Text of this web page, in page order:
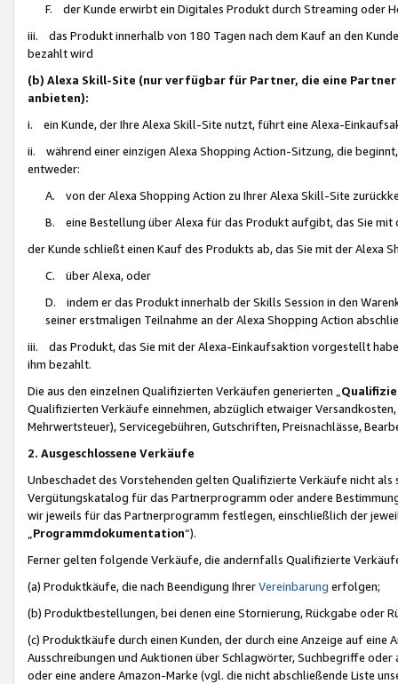
F. der Kunde erwirbt ein Digitales Produkt durch Streaming oder
iii. das Produkt innerhalb von 180 Tagen nach dem Kauf an den
bezahlt wird
(b) Alexa Skill-Site (nur verfügbar für Partner, die eine
anbieten):
i. ein Kunde, der Ihre Alexa Skill-Site nutzt, führt eine Alexa-
ii. während einer einzigen Alexa Shopping Action-Sitzung, die
entweder:
A. von der Alexa Shopping Action zu Ihrer Alexa Skill-Site
B. eine Bestellung über Alexa für das Produkt aufgibt, das Sie mit
der Kunde schließt einen Kauf des Produkts ab, das Sie mit der Alexa
C. über Alexa, oder
D. indem er das Produkt innerhalb der Skills Session in den
seiner erstmaligen Teilnahme an der Alexa Shopping Action
iii. das Produkt, das Sie mit der Alexa-Einkaufsaktion vorgestellt
ihm bezahlt.
Die aus den einzelnen Qualifizierten Verkäufen generierten „
Qualifizierten Verkäufe einnehmen, abzüglich etwaiger
Mehrwertsteuer), Servicegebühren, Gutschriften, Preisnachlässe,
2. Ausgeschlossene Verkäufe
Unbeschadet des Vorstehenden gelten Qualifizierte Verkäufe nicht
Vergütungskatalog für das Partnerprogramm oder andere
wir jeweils für das Partnerprogramm festlegen, einschließlich der
Programmdokumentation“).
Ferner gelten folgende Verkäufe, die andernfalls Qualifizierte
(a) Produktkäufe, die nach Beendigung IhrerVereinbarung erfolgen;
(b) Produktbestellungen, bei denen eine Stornierung, Rückgabe oder
(c) Produktkäufe durch einen Kunden, der durch eine Anzeige auf
Ausschreibungen und Auktionen über Schlagwörter, Suchbegriffe
oder eine andere Amazon-Marke (vgl. die nicht abschließende Liste